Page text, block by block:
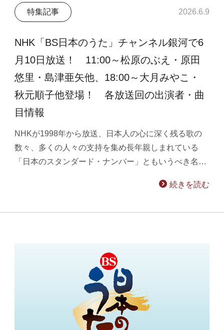
特集記事 2026.6.9
NHK「BS日本のうた」チャンネル銀河で6
月10日放送！ 11:00～松原のぶえ・原田
悠里・島津亜矢他、18:00～大月みやこ・
秋元順子他登場！ 各放送回の出演者・曲
目情報
NHKが1998年から放送、日本人の心に深く残る歌の
数々、多くの人々の支持を集め長年親しまれている
「日本のスタンダード・ナンバー」ともいうべき名…
続きを読む